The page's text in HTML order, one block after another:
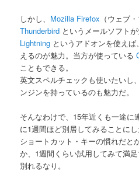
しかし、 Mozilla Firefox （ウェブ
Thunderbird というメールソフト
Lightning というアドオンを使え
えるのが魅力。当方が使っている
こともできる。
英文スペルチェックも使いたいし
ンジンを持っているのも魅力だ。
そんなわけで、15年近くも一途に
に1週間ほど別居してみることにし
ショートカット・キーの慣れだと
か、1週間くらい試用してみて満
別れるなり。